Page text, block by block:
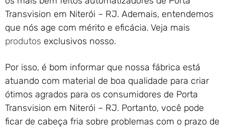
Enrolar em Nova Iguaçu – RJ
Portão de Garagem de
Enrolar em Nova Friburgo –
Transvision em Niterói – RJ. Ademais, entendemos
que nós age com mérito e eficácia. Veja mais
produtos exclusivos nosso.
Por isso, é bom informar que nossa fábrica está
atuando com material de boa qualidade para criar
ótimos agrados para os consumidores de Porta
Transvision em Niterói – RJ. Portanto, você pode
ficar de cabeça fria sobre problemas com o prazo de